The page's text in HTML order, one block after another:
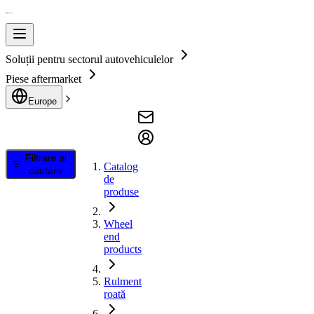
Soluții pentru sectorul autovehiculelor
Piese aftermarket
Europe
Filtrare și
căutare
Catalog
de
produse
Wheel
end
products
Rulment
roată